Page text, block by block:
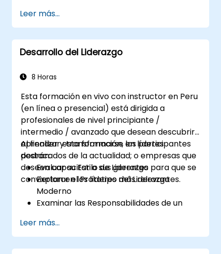
Booleana.
Vender la oportunidad a los candidatos y
colaborar con los responsables de
contratación.
Leer más...
Desarrollo del Liderazgo
8 Horas
Esta formación en vivo con instructor en Peru
(en línea o presencial) está dirigida a
profesionales de nivel principiante /
intermedio / avanzado que desean descubrir,
aprender y transformarse en líderes
destacados de la actualidad; o empresas que
deseen capacitar a sus gerentes para que se
conviertan en los líderes más relevantes.
Al finalizar esta formación, los participantes
podrán:
Evaluar su Estilo de Liderazgo
Explorar el Prototipo del Liderazgo
Moderno
Examinar las Responsabilidades de un
Mejorar sus Habilidades de Liderazgo
Servir como Modelo a Seguir
Leer más...